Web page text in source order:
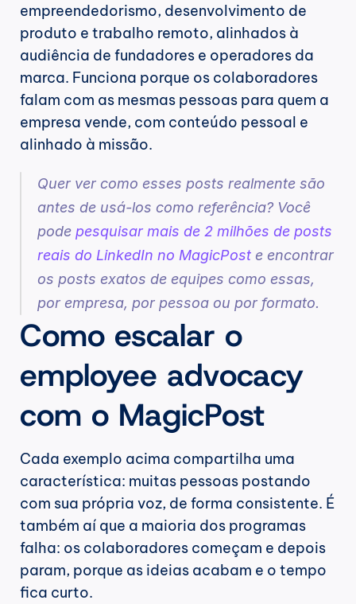
empreendedorismo, desenvolvimento de
produto e trabalho remoto, alinhados à
audiência de fundadores e operadores da
marca. Funciona porque os colaboradores
falam com as mesmas pessoas para quem a
empresa vende, com conteúdo pessoal e
alinhado à missão.
Quer ver como esses posts realmente são
antes de usá-los como referência? Você
pode pesquisar mais de 2 milhões de posts
reais do LinkedIn no MagicPost e encontrar
os posts exatos de equipes como essas,
por empresa, por pessoa ou por formato.
Como escalar o
employee advocacy
com o MagicPost
Cada exemplo acima compartilha uma
característica: muitas pessoas postando
com sua própria voz, de forma consistente. É
também aí que a maioria dos programas
falha: os colaboradores começam e depois
param, porque as ideias acabam e o tempo
fica curto.